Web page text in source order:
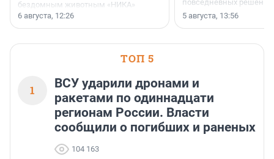
бездомным животным «НИКА»
заключили соглашение о
6 августа, 12:26
повседневных
5 августа, 13:56
ТОП 5
1
ВСУ ударили дронами и
ракетами по одиннадцати
регионам России. Власти
сообщили о погибших и раненых
104 163